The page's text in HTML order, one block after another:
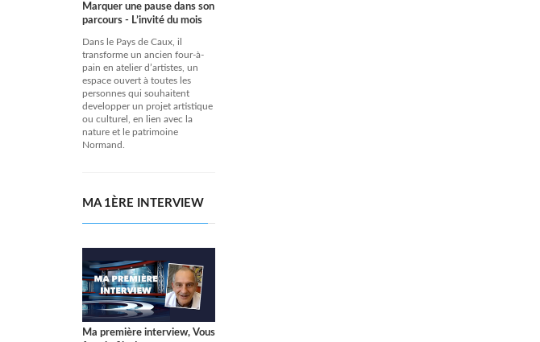
Marquer une pause dans son
parcours - L’invité du mois
Dans le Pays de Caux, il
transforme un ancien four-à-
pain en atelier d’artistes, un
espace ouvert à toutes les
personnes qui souhaitent
developper un projet artistique
ou culturel, en lien avec la
nature et le patrimoine
Normand.
MA 1ÈRE INTERVIEW
Ma première interview, Vous